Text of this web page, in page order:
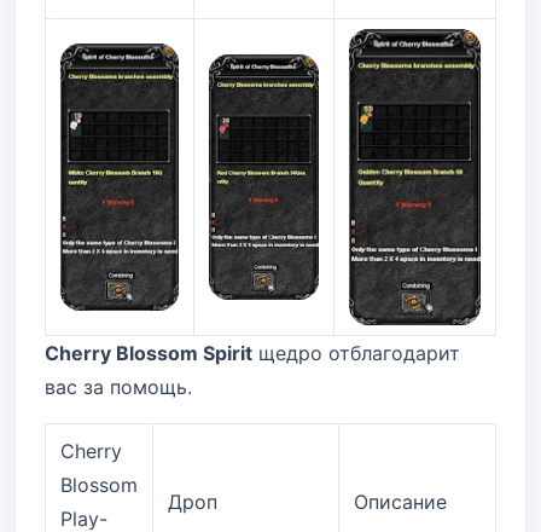
Cherry Blossom Spirit щедро отблагодарит
вас за помощь.
Cherry
Blossom
Play-
Дроп Описание